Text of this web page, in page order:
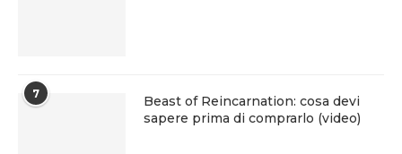
7
Beast of Reincarnation: cosa devi
sapere prima di comprarlo (video)